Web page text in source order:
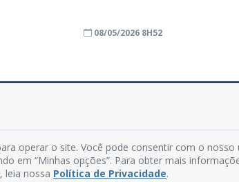
08/05/2026 8H52
CEP: 58.280-000 - Mamanguape/PB
Fone: (83) 3292-2246
operar o site. Você pode consentir com o nosso
em “Minhas opções”. Para obter mais
leia nossa Política de Privacidade.